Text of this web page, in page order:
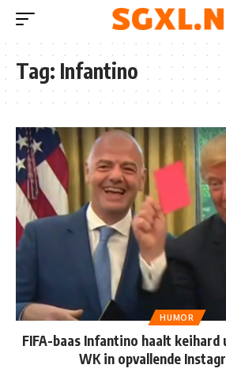
Tag: Infantino
HUMOR
FIFA-baas Infantino haalt
WK in opvallende